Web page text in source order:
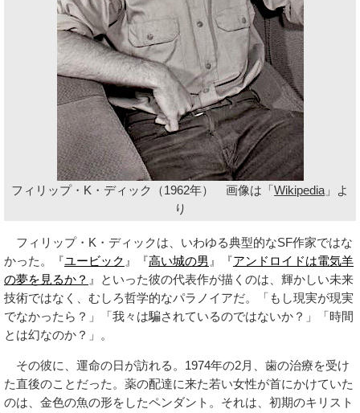
フィリップ・K・ディック（1962年） 画像は「Wikipedia 」よ
り
フィリップ・K・ディックは、いわゆる典型的なSF作家ではな
かった。『ユービック 』『高い城の男 』『アンドロイドは電気羊
の夢を見るか？ 』といった彼の代表作が描くのは、輝かしい未来
技術ではなく、むしろ哲学的なパラノイアだ。「もし現実が現実
でなかったら？」「我々は騙されているのではないか？」「時間
とは幻なのか？」。
その彼に、運命の日が訪れる。1974年の2月、歯の治療を受け
た直後のことだった。薬の配達に来た若い女性が首にかけていた
のは、金色の魚の形をしたペンダント。それは、初期のキリスト